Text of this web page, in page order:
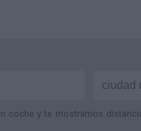
coche y te mostramos